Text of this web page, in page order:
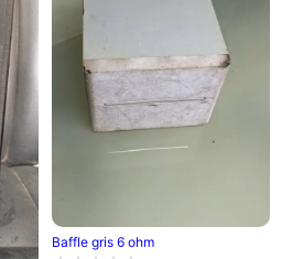
Baffle gris 6 ohm